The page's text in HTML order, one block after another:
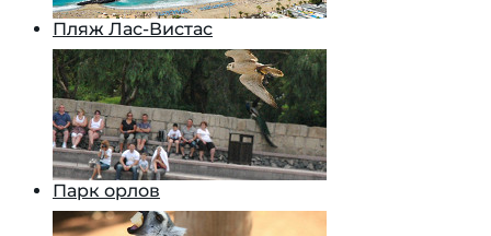
Пляж Лас-Вистас
Парк орлов